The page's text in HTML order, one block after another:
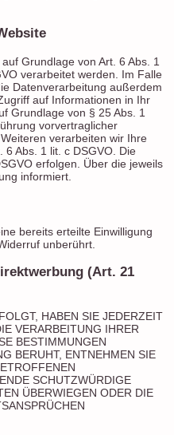
Grundlage von Art. 6 Abs. 1
verarbeitet werden. Im Falle
Datenverarbeitung außerdem
auf Informationen in Ihr
Grundlage von § 25 Abs. 1
vorvertraglicher
verarbeiten wir Ihre
Abs. 1 lit. c DSGVO. Die
erfolgen. Über die jeweils
informiert.
bereits erteilte Einwilligung
unberührt.
(Art. 21
HABEN SIE JEDERZEIT
VERARBEITUNG IHRER
BESTIMMUNGEN
BERUHT, ENTNEHMEN SIE
SCHUTZWÜRDIGE
ÜBERWIEGEN ODER DIE